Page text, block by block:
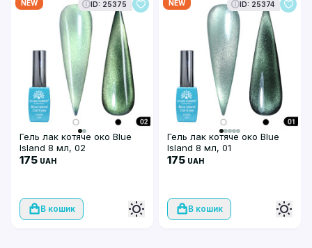
NEW ID: 25375
Гель лак котяче око Blue
Island 8 мл, 02
175 UAH
В кошик
NEW ID: 25374
Гель лак котяче око Blue
Island 8 мл, 01
175 UAH
В кошик